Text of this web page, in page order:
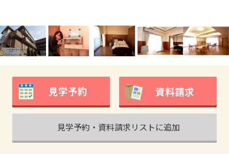
見学予約 資料請求
見学予約・資料請求リストに追加